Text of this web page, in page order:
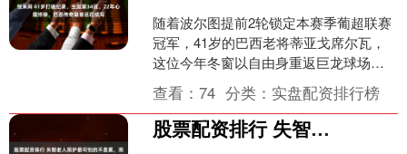
随着波尔图提前2轮锁定本赛季葡超联赛
冠军，41岁的巴西老将蒂亚戈席尔瓦，
这位今年冬窗以自由身重返巨龙球场的
巴西中卫，收获了职业生涯第34座冠军
奖杯。 随着席尔瓦....
查看：74 分类： 实盘配资排行榜
股票配资排行 失智老人照护最可怕的不是累，而是全家轮流也扛不住的长期失控状态…